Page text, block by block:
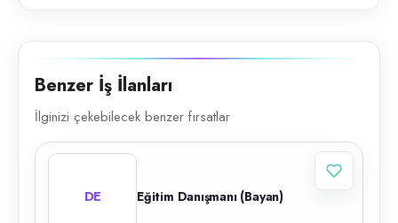
Benzer İş İlanları
İlginizi çekebilecek benzer fırsatlar
DE Eğitim Danışmanı (Bayan)